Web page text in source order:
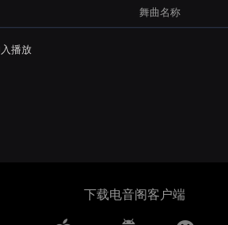
舞曲名称
播放
下载电音阁客户端